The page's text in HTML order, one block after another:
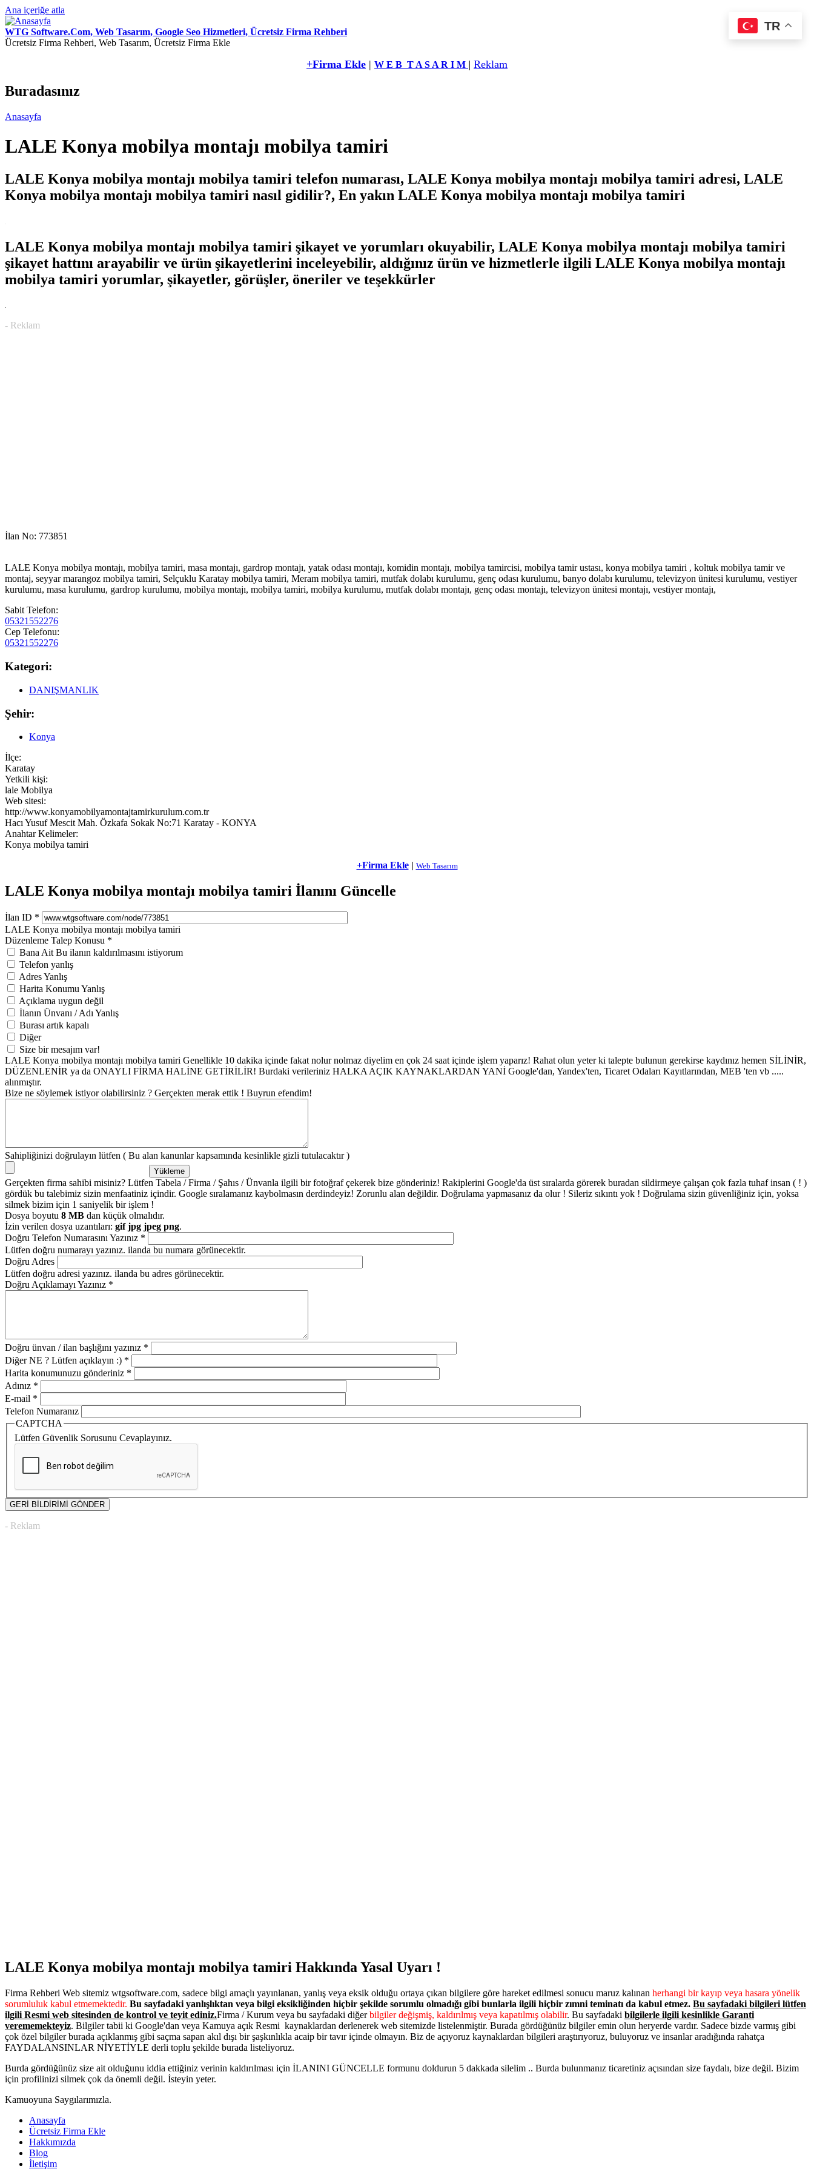
Ana içeriğe atla
WTG Software.Com, Web Tasarım, Google Seo Hizmetleri, Ücretsiz Firma Rehberi
Ücretsiz Firma Rehberi, Web Tasarım, Ücretsiz Firma Ekle
+Firma Ekle | W E B T A S A R I M | Reklam
Buradasınız
Anasayfa
LALE Konya mobilya montajı mobilya tamiri
LALE Konya mobilya montajı mobilya tamiri telefon numarası, LALE Konya mobilya montajı mobilya tamiri adresi, LALE
Konya mobilya montajı mobilya tamiri nasıl gidilir?, En yakın LALE Konya mobilya montajı mobilya tamiri
LALE Konya mobilya montajı mobilya tamiri şikayet ve yorumları okuyabilir, LALE Konya mobilya montajı mobilya tamiri
şikayet hattını arayabilir ve ürün şikayetlerini inceleyebilir, aldığınız ürün ve hizmetlerle ilgili LALE Konya mobilya montajı
mobilya tamiri yorumlar, şikayetler, görüşler, öneriler ve teşekkürler
.
- Reklam
İlan No: 773851
LALE Konya mobilya montajı, mobilya tamiri, masa montajı, gardrop montajı, yatak odası montajı, komidin montajı, mobilya tamircisi, mobilya tamir ustası, konya mobilya tamiri , koltuk mobilya tamir ve
montaj, seyyar marangoz mobilya tamiri, Selçuklu Karatay mobilya tamiri, Meram mobilya tamiri, mutfak dolabı kurulumu, genç odası kurulumu, banyo dolabı kurulumu, televizyon ünitesi kurulumu, vestiyer
kurulumu, masa kurulumu, gardrop kurulumu, mobilya montajı, mobilya tamiri, mobilya kurulumu, mutfak dolabı montajı, genç odası montajı, televizyon ünitesi montajı, vestiyer montajı,
Sabit Telefon:
05321552276
Cep Telefonu:
05321552276
Kategori:
DANIŞMANLIK
Şehir:
Konya
İlçe:
Karatay
Yetkili kişi:
lale Mobilya
Web sitesi:
http://www.konyamobilyamontajtamirkurulum.com.tr
Hacı Yusuf Mescit Mah. Özkafa Sokak No:71 Karatay - KONYA
Anahtar Kelimeler:
Konya mobilya tamiri
+Firma Ekle | Web Tasarım
TR
LALE Konya mobilya montajı mobilya tamiri İlanını Güncelle
İlan ID *
LALE Konya mobilya montajı mobilya tamiri
Düzenleme Talep Konusu *
Bana Ait Bu ilanın kaldırılmasını istiyorum
Telefon yanlış
Adres Yanlış
Harita Konumu Yanlış
Açıklama uygun değil
İlanın Ünvanı / Adı Yanlış
Burası artık kapalı
Diğer
Size bir mesajım var!
LALE Konya mobilya montajı mobilya tamiri Genellikle 10 dakika içinde fakat nolur nolmaz diyelim en çok 24 saat içinde işlem yaparız! Rahat olun yeter ki talepte bulunun gerekirse kaydınız hemen SİLİNİR,
DÜZENLENİR ya da ONAYLI FİRMA HALİNE GETİRİLİR! Burdaki verileriniz HALKA AÇIK KAYNAKLARDAN YANİ Google'dan, Yandex'ten, Ticaret Odaları Kayıtlarından, MEB 'ten vb .....
alınmıştır.
Bize ne söylemek istiyor olabilirsiniz ? Gerçekten merak ettik ! Buyrun efendim!
Sahipliğinizi doğrulayın lütfen ( Bu alan kanunlar kapsamında kesinlikle gizli tutulacaktır )
Gerçekten firma sahibi misiniz? Lütfen Tabela / Firma / Şahıs / Ünvanla ilgili bir fotoğraf çekerek bize gönderiniz! Rakiplerini Google'da üst sıralarda görerek buradan sildirmeye çalışan çok fazla tuhaf insan ( ! )
gördük bu talebimiz sizin menfaatiniz içindir. Google sıralamanız kaybolmasın derdindeyiz! Zorunlu alan değildir. Doğrulama yapmasanız da olur ! Sileriz sıkıntı yok ! Doğrulama sizin güvenliğiniz için, yoksa
silmek bizim için 1 saniyelik bir işlem !
Dosya boyutu 8 MB dan küçük olmalıdır.
İzin verilen dosya uzantıları: gif jpg jpeg png.
Doğru Telefon Numarasını Yazınız *
Lütfen doğru numarayı yazınız. ilanda bu numara görünecektir.
Doğru Adres
Lütfen doğru adresi yazınız. ilanda bu adres görünecektir.
Doğru Açıklamayı Yazınız *
Doğru ünvan / ilan başlığını yazınız *
Diğer NE ? Lütfen açıklayın :) *
Harita konumunuzu gönderiniz *
Adınız *
E-mail *
Telefon Numaranız
CAPTCHA
Lütfen Güvenlik Sorusunu Cevaplayınız.
- Reklam
LALE Konya mobilya montajı mobilya tamiri Hakkında Yasal Uyarı !
Firma Rehberi Web sitemiz wtgsoftware.com, sadece bilgi amaçlı yayınlanan, yanlış veya eksik olduğu ortaya çıkan bilgilere göre hareket edilmesi sonucu maruz kalınan herhangi bir kayıp veya hasara yönelik
sorumluluk kabul etmemektedir. Bu sayfadaki yanlışlıktan veya bilgi eksikliğinden hiçbir şekilde sorumlu olmadığı gibi bunlarla ilgili hiçbir zımni teminatı da kabul etmez. Bu sayfadaki bilgileri lütfen
ilgili Resmi web sitesinden de kontrol ve teyit ediniz.Firma / Kurum veya bu sayfadaki diğerbilgiler değişmiş, kaldırılmış veya kapatılmış olabilir. Bu sayfadaki bilgilerle ilgili kesinlikle Garanti
verememekteyiz. Bilgiler tabii ki Google'dan veya Kamuya açık Resmi kaynaklardan derlenerek web sitemizde listelenmiştir. Burada gördüğünüz bilgiler emin olun heryerde vardır. Sadece bizde varmış gibi
çok özel bilgiler burada açıklanmış gibi saçma sapan akıl dışı bir şaşkınlıkla acaip bir tavır içinde olmayın. Biz de açıyoruz kaynaklardan bilgileri araştırıyoruz, buluyoruz ve insanlar aradığında rahatça
FAYDALANSINLAR NİYETİYLE derli toplu şekilde burada listeliyoruz.
Burda gördüğünüz size ait olduğunu iddia ettiğiniz verinin kaldırılması için İLANINI GÜNCELLE formunu doldurun 5 dakkada silelim .. Burda bulunmanız ticaretiniz açısından size faydalı, bize değil. Bizim
için profilinizi silmek çok da önemli değil. İsteyin yeter.
Kamuoyuna Saygılarımızla.
Anasayfa
Ücretsiz Firma Ekle
Hakkımızda
Blog
İletişim